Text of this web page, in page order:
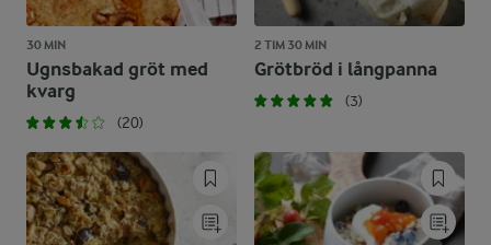
30 MIN
Ugnsbakad gröt med
kvarg
(20)
2 TIM 30 MIN
Grötbröd i långpanna
(3)